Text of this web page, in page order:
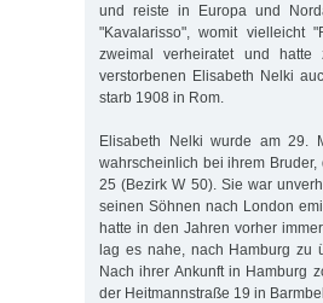
und reiste in Europa und
"Kavalarisso", womit vielleicht
zweimal verheiratet und
verstorbenen Elisabeth Nelki
starb 1908 in Rom.
Elisabeth Nelki wurde am 29.
wahrscheinlich bei ihrem
25 (Bezirk W 50). Sie war
seinen Söhnen nach London
hatte in den Jahren vorher
lag es nahe, nach Hamburg zu
Nach ihrer Ankunft in Hamburg
der Heitmannstraße 19 in